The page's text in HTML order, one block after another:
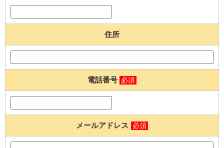
住所
電話番号 必須
メールアドレス 必須